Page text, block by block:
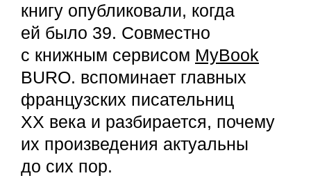
книгу опубликовали, когда
ей было 39. Совместно
с книжным сервисом MyBook
BURO. вспоминает главных
французских писательниц
ХХ века и разбирается, почему
их произведения актуальны
до сих пор.